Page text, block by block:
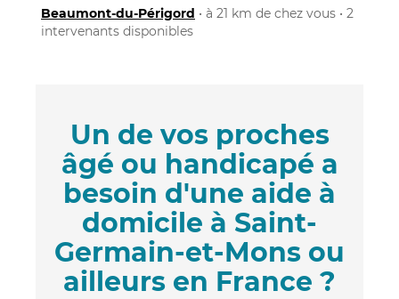
Beaumont-du-Périgord • à 21 km de chez vous • 2
intervenants disponibles
Un de vos proches
âgé ou handicapé a
besoin d'une aide à
domicile à Saint-
Germain-et-Mons ou
ailleurs en France ?